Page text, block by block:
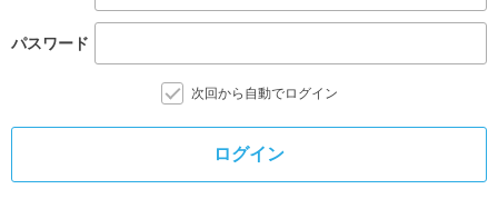
パスワード
次回から自動でログイン
ログイン